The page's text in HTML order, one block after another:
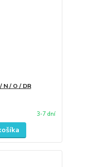
N / O / DR
3-7 dní